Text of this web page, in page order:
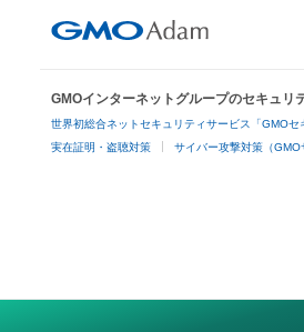
GMOインターネットグループのセキュリ
世界初総合ネットセキュリティサービス「GMOセ
実在証明・盗聴対策 サイバー攻撃対策（GMO